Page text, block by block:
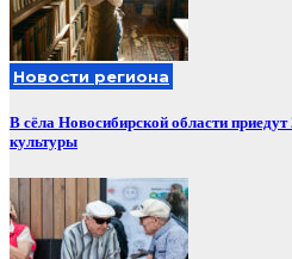
Новости региона
В сёла Новосибирской области приедут
культуры